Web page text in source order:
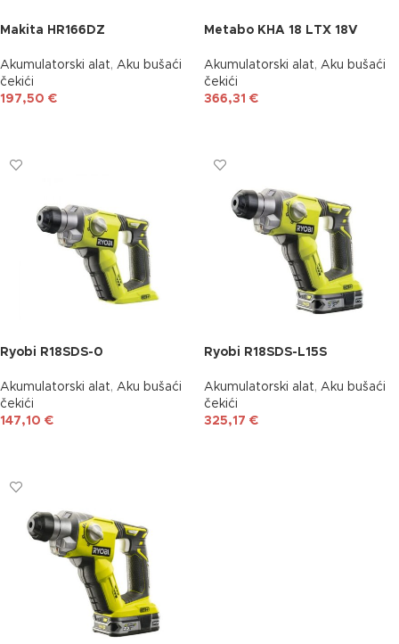
Makita HR166DZ
Akumulatorski alat, Aku bušaći
čekići
197,50 €
Metabo KHA 18 LTX 18V
Akumulatorski alat, Aku bušaći
čekići
366,31 €
Ryobi R18SDS-0
Akumulatorski alat, Aku bušaći
čekići
147,10 €
Ryobi R18SDS-L15S
Akumulatorski alat, Aku bušaći
čekići
325,17 €